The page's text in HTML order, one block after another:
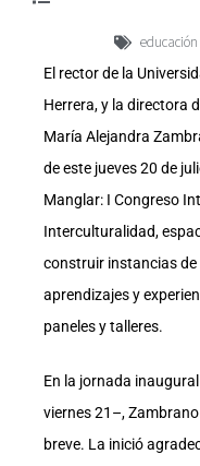
El rector de la
Herrera, y la directora
María Alejandra
de este jueves 20 de
Manglar: I Congreso
Interculturalidad,
construir instancias
aprendizajes y
paneles y talleres.
En la jornada
viernes 21–,
breve. La inició